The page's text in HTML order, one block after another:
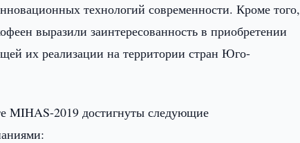
технологий современности. Кроме того,
выразили заинтересованность в приобретении
их реализации на территории стран Юго-
MIHAS-2019 достигнуты следующие